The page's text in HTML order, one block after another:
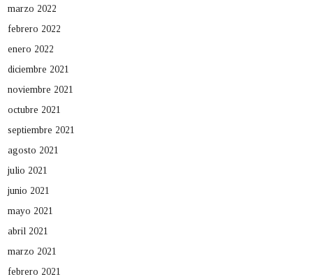
marzo 2022
febrero 2022
enero 2022
diciembre 2021
noviembre 2021
octubre 2021
septiembre 2021
agosto 2021
julio 2021
junio 2021
mayo 2021
abril 2021
marzo 2021
febrero 2021